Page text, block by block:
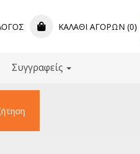
ΚΑΛΆΘΙ ΑΓΟΡΏΝ (0)
Συγγραφείς